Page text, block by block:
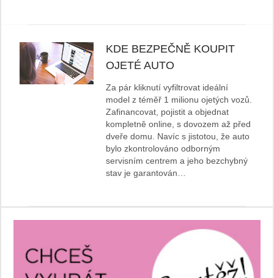
KDE BEZPEČNĚ KOUPIT
OJETÉ AUTO
Za pár kliknutí vyfiltrovat ideální
model z téměř 1 milionu ojetých vozů.
Zafinancovat, pojistit a objednat
kompletně online, s dovozem až před
dveře domu. Navíc s jistotou, že auto
bylo zkontrolováno odborným
servisním centrem a jeho bezchybný
stav je garantován…